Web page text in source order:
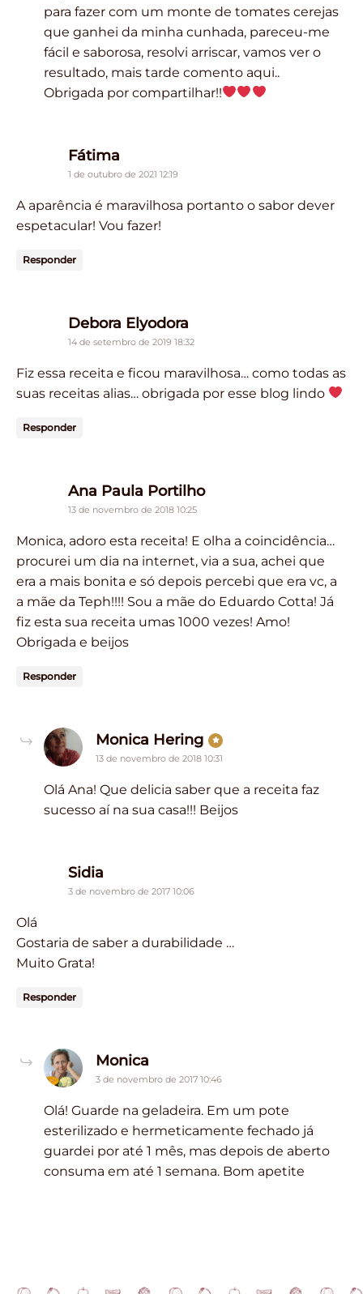
para fazer com um monte de tomates cerejas
que ganhei da minha cunhada, pareceu-me
fácil e saborosa, resolvi arriscar, vamos ver o
resultado, mais tarde comento aqui..
Obrigada por compartilhar!!
Fátima
1 de outubro de 2021 12:19
A aparência é maravilhosa portanto o sabor dever
espetacular! Vou fazer!
Responder
Debora Elyodora
14 de setembro de 2019 18:32
Fiz essa receita e ficou maravilhosa… como todas as
suas receitas alias… obrigada por esse blog lindo
Responder
Ana Paula Portilhosays:
13 de novembro de 2018 10:25
Monica, adoro esta receita! E olha a coincidência…
procurei um dia na internet, via a sua, achei que
era a mais bonita e só depois percebi que era vc, a
a mãe da Teph!!!! Sou a mãe do Eduardo Cotta! Já
fiz esta sua receita umas 1000 vezes! Amo!
Obrigada e beijos
Responder
Monica Hering says:
13 de novembro de 2018 10:31
Olá Ana! Que delicia saber que a receita faz
sucesso aí na sua casa!!! Beijos
Sidia
3 de novembro de 2017 10:06
Olá
Gostaria de saber a durabilidade …
Muito Grata!
Responder
Monica
3 de novembro de 2017 10:46
Olá! Guarde na geladeira. Em um pote
esterilizado e hermeticamente fechado já
guardei por até 1 mês, mas depois de aberto
consuma em até 1 semana. Bom apetite